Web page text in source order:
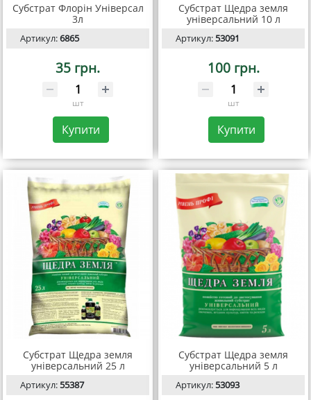
Субстрат Флорін Універсал
3л
Артикул:6865
35 грн.
шт
Купити
Субстрат Щедра земля
універсальний 10 л
Артикул:53091
100 грн.
шт
Купити
Субстрат Щедра земля
універсальний 25 л
Артикул:55387
Субстрат Щедра земля
універсальний 5 л
Артикул:53093